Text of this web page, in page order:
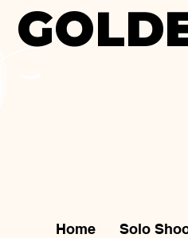
Home Solo